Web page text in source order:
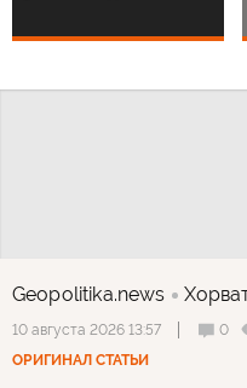
Geopolitika.news
10 августа 2026 13:57 0
ОРИГИНАЛ СТАТЬИ